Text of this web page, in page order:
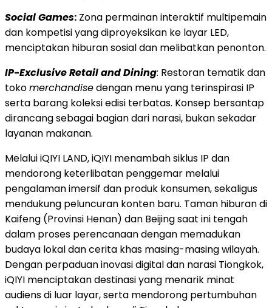
Social Games: Zona permainan interaktif multipemain
dan kompetisi yang diproyeksikan ke layar LED,
menciptakan hiburan sosial dan melibatkan penonton.
IP-Exclusive Retail and Dining: Restoran tematik dan
tokomerchandisedengan menu yang terinspirasi IP
serta barang koleksi edisi terbatas. Konsep bersantap
dirancang sebagai bagian dari narasi, bukan sekadar
layanan makanan.
Melalui iQIYI LAND, iQIYI menambah siklus IP dan
mendorong keterlibatan penggemar melalui
pengalaman imersif dan produk konsumen, sekaligus
mendukung peluncuran konten baru. Taman hiburan di
Kaifeng (Provinsi Henan) dan Beijing saat ini tengah
dalam proses perencanaan dengan memadukan
budaya lokal dan cerita khas masing-masing wilayah.
Dengan perpaduan inovasi digital dan narasi Tiongkok,
iQIYI menciptakan destinasi yang menarik minat
audiens di luar layar, serta mendorong pertumbuhan